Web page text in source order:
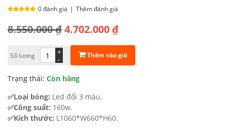
0 đánh giá | Thêm đánh giá
8.550.000₫
Giá
là:
8.550.000 ₫.
4.702.000 ₫
Giá
tại
là:
4.702.000 ₫.
Số lượng -
+ Thêm vào giỏ
Trạng thái: Còn hàng
✅Loại bóng: Led đổi 3 màu.
✅Công suất: 160w.
✅Kích thước: L1060*W660*H60.